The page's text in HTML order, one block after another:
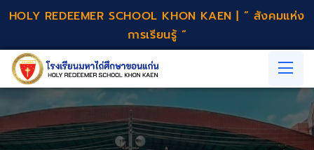
HOLY REDEEMER SCHOOL KHON KAEN | ” สังคมแห่ง
การเรียนรู้ “